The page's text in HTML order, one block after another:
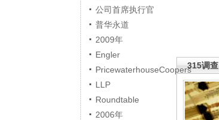
315调查
公司首席执行官
普华永道
2009年
Engler
PricewaterhouseCoopers
LLP
Roundtable
2006年